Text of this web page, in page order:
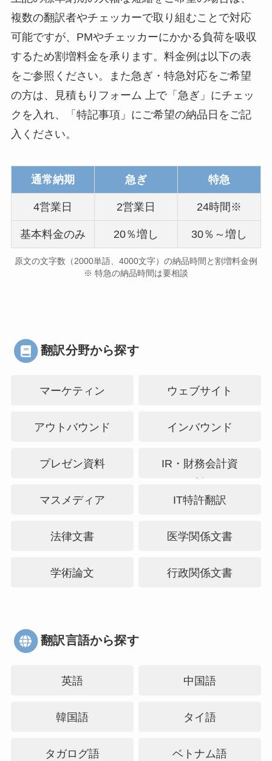
複数の翻訳者やチェッカーで取り組むことで対応
可能ですが、PMやチェッカーにかかる負荷を吸収
するため割増料金を承ります。料金例は以下の表
をご参照ください。また急ぎ・特急対応をご希望
の方は、見積もりフォーム 上で「急ぎ」にチェッ
クを入れ、「特記事項」にご希望の納品日をご記
入ください。
通常納期 急ぎ 特急
4営業日 2営業日 24時間※
基本料金のみ 20％増し 30％～増し
原文の文字数（2000単語、4000文字）の納品時間と割増料金例
※ 特急の納品時間は要相談
翻訳分野から探す
マーケティン
ウェブサイト
アウトバウンド インバウンド
プレゼン資料
IR・財務会計資
マスメディア
IT特許翻訳
法律文書 医学関係文書
学術論文 行政関係文書
翻訳言語から探す
英語 中国語
韓国語 タイ語
タガログ語 ベトナム語